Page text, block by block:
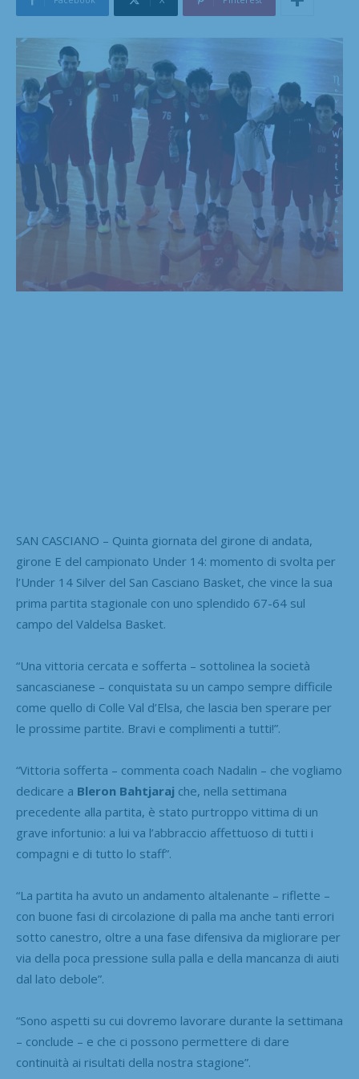
SAN CASCIANO – Quinta giornata del girone di andata,
girone E del campionato Under 14: momento di svolta per
l’Under 14 Silver del San Casciano Basket, che vince la sua
prima partita stagionale con uno splendido 67-64 sul
campo del Valdelsa Basket.
“Una vittoria cercata e sofferta – sottolinea la società
sancascianese – conquistata su un campo sempre difficile
come quello di Colle Val d’Elsa, che lascia ben sperare per
le prossime partite. Bravi e complimenti a tutti!”.
“Vittoria sofferta – commenta coach Nadalin – che vogliamo
dedicare a Bleron Bahtjaraj che, nella settimana
precedente alla partita, è stato purtroppo vittima di un
grave infortunio: a lui va l’abbraccio affettuoso di tutti i
compagni e di tutto lo staff”.
“La partita ha avuto un andamento altalenante – riflette –
con buone fasi di circolazione di palla ma anche tanti errori
sotto canestro, oltre a una fase difensiva da migliorare per
via della poca pressione sulla palla e della mancanza di aiuti
dal lato debole”.
“Sono aspetti su cui dovremo lavorare durante la settimana
– conclude – e che ci possono permettere di dare
continuità ai risultati della nostra stagione”.